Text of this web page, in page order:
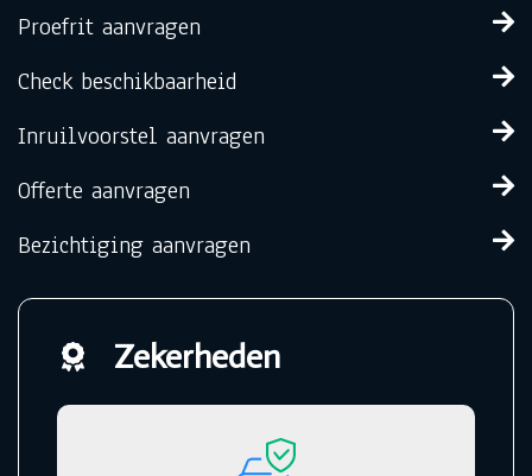
Proefrit aanvragen
Check beschikbaarheid
Inruilvoorstel aanvragen
Offerte aanvragen
Bezichtiging aanvragen
Zekerheden